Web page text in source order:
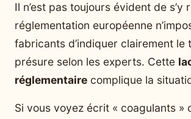
Il n’est pas toujours évident de s’y
réglementation européenne
fabricants d’indiquer clairement le
présure selon les experts. Cette
réglementaire complique la
Si vous voyez écrit « coagulants »